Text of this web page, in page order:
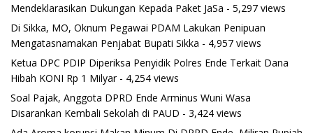
Mendeklarasikan Dukungan Kepada Paket JaSa - 5,297 views
Di Sikka, MO, Oknum Pegawai PDAM Lakukan Penipuan
Mengatasnamakan Penjabat Bupati Sikka - 4,957 views
Ketua DPC PDIP Diperiksa Penyidik Polres Ende Terkait Dana
Hibah KONI Rp 1 Milyar- 4,254 views
Soal Pajak, Anggota DPRD Ende Arminus Wuni Wasa
Disarankan Kembali Sekolah di PAUD - 3,424 views